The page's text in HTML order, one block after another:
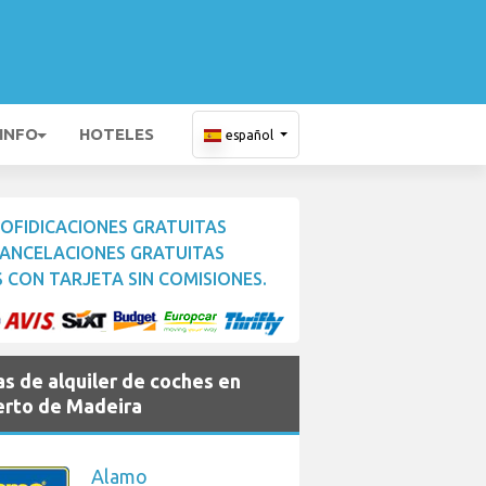
HOTELES español
GRATUITAS
GRATUITAS
CON TARJETA SIN COMISIONES.
de alquiler de coches en
de Madeira
Alamo